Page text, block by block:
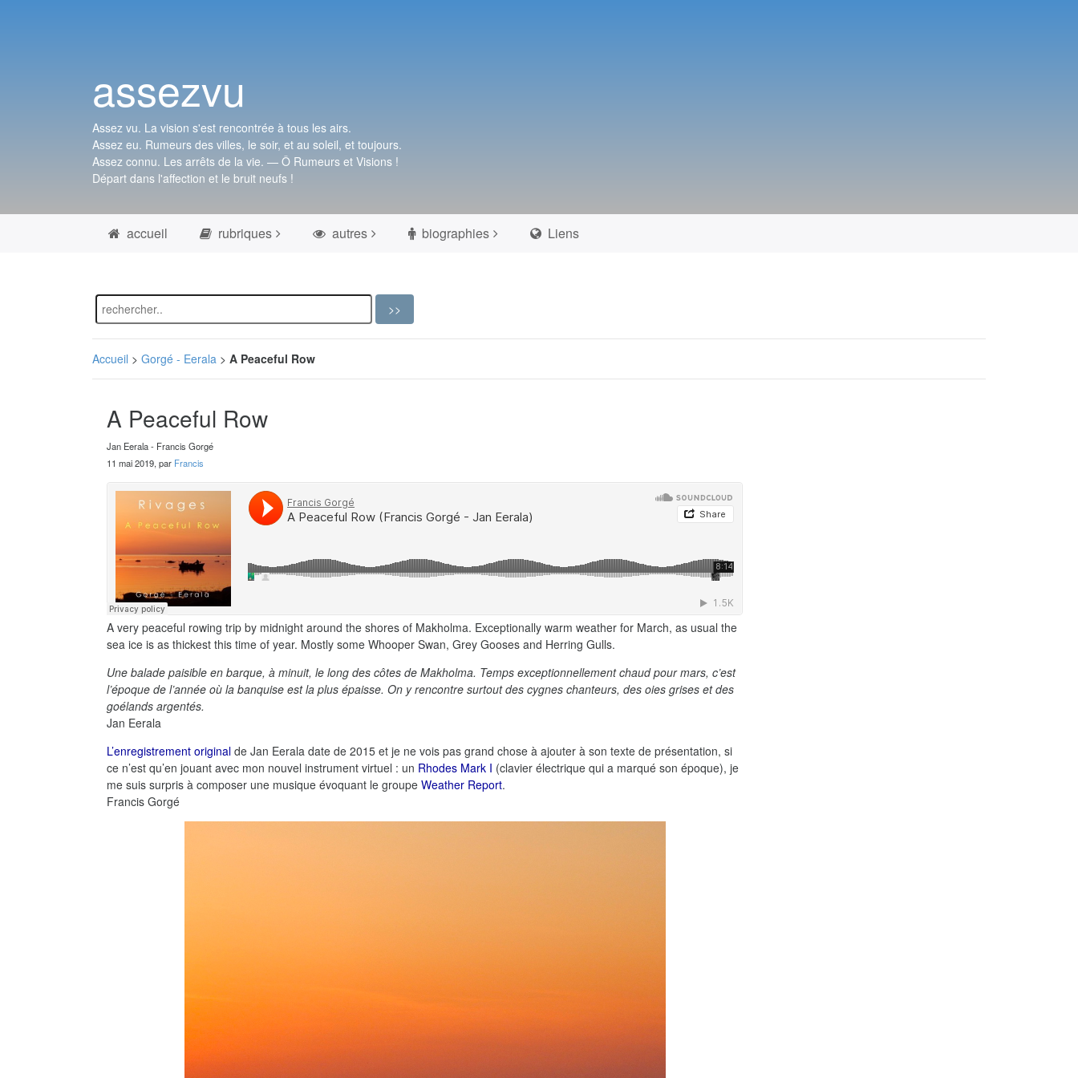
assezvu
Assez vu. La vision s'est rencontrée à tous les airs.
Assez eu. Rumeurs des villes, le soir, et au soleil, et toujours.
Assez connu. Les arrêts de la vie. — Ô Rumeurs et Visions !
Départ dans l'affection et le bruit neufs !
accueil rubriques autres biographies Liens
Accueil >Gorgé - Eerala >A Peaceful Row
A Peaceful Row
Jan Eerala - Francis Gorgé
11 mai 2019, par Francis
A very peaceful rowing trip by midnight around the shores of Makholma. Exceptionally warm weather for March, as usual the
sea ice is as thickest this time of year. Mostly some Whooper Swan, Grey Gooses and Herring Gulls.
Une balade paisible en barque, à minuit, le long des côtes de Makholma. Temps exceptionnellement chaud pour mars, c’est
l’époque de l’année où la banquise est la plus épaisse. On y rencontre surtout des cygnes chanteurs, des oies grises et des
goélands argentés.
Jan Eerala
L’enregistrement original de Jan Eerala date de 2015 et je ne vois pas grand chose à ajouter à son texte de présentation, si
ce n’est qu’en jouant avec mon nouvel instrument virtuel : un Rhodes Mark I (clavier électrique qui a marqué son époque), je
me suis surpris à composer une musique évoquant le groupeWeather Report.
Francis Gorgé